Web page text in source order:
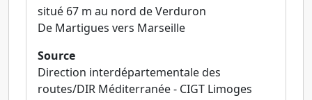
situé 67 m au nord de Verduron
De Martigues vers Marseille
Source
Direction interdépartementale des
routes/DIR Méditerranée - CIGT Limoges